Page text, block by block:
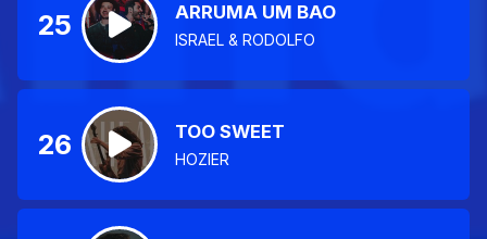
25 ARRUMA UM BAO
ISRAEL & RODOLFO
26 TOO SWEET
HOZIER